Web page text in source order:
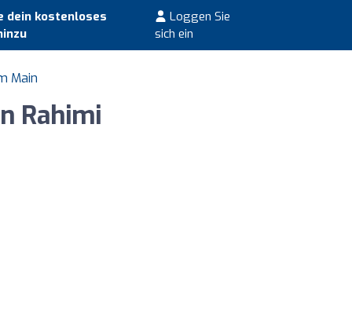
dein kostenloses
Loggen Sie
sich ein
Main
Rahimi